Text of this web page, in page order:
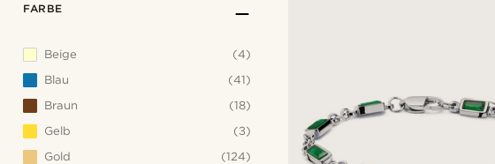
FARBE
Beige
(4)
Blau
(41)
Braun
(18)
Gelb
(3)
Gold
(124)